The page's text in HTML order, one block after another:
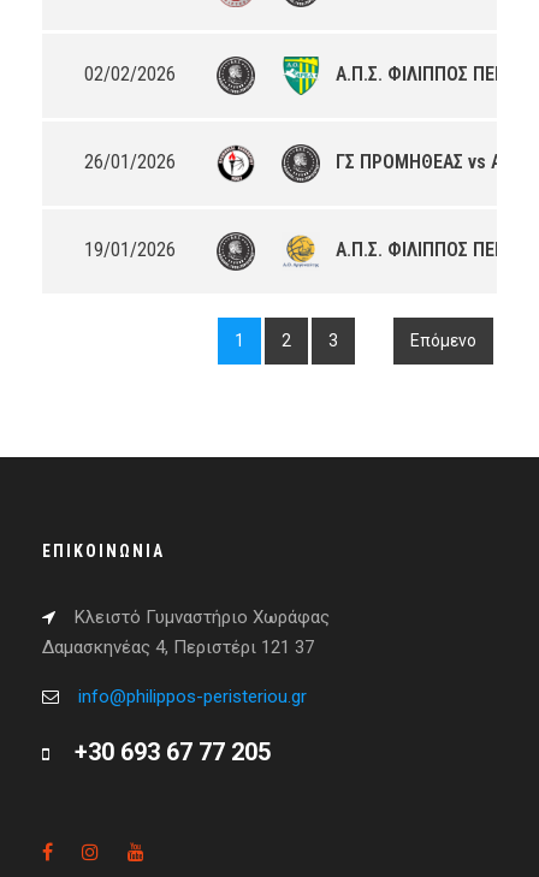
02/02/2026 Α.Π.Σ. ΦΙΛΙΠΠΟΣ
26/01/2026 ΓΣ ΠΡΟΜΗΘΕΑΣ vs Α.Π.Σ.
19/01/2026 Α.Π.Σ. ΦΙΛΙΠΠΟΣ
1 2 3 Επόμενο
ΕΠΙΚΟΙΝΩΝΊΑ
Κλειστό Γυμναστήριο Χωράφας
Δαμασκηνέας 4, Περιστέρι 121 37
info@philippos-peristeriou.gr
+30 693 67 77 205